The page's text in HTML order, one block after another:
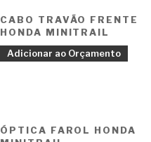
CABO TRAVÃO FRENTE
HONDA MINITRAIL
Adicionar ao Orçamento
ÓPTICA FAROL HONDA